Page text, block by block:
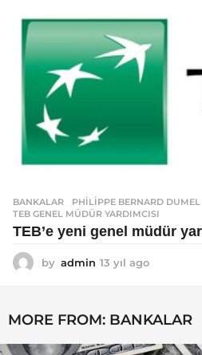
l
g
o
BANKALAR PHILIPPE BERNARD DUMEL
TEB GENEL MÜDÜR YARDIMCISI
TEB’e yeni genel müdür
by admin 13 yıl ago
l
MORE FROM: BANKALAR